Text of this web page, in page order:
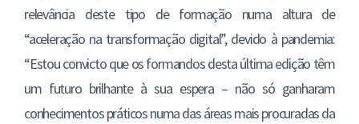
relevância deste tipo de formação numa altura de
“aceleração na transformação digital”, devido à pandemia:
“Estou convicto que os formandos desta última edição têm
um futuro brilhante à sua espera – não só ganharam
conhecimentos práticos numa das áreas mais procuradas da